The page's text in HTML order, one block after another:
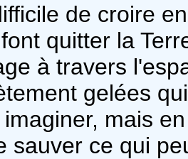
de croire
quitter la
à travers
gelées
mais
sauver ce qui